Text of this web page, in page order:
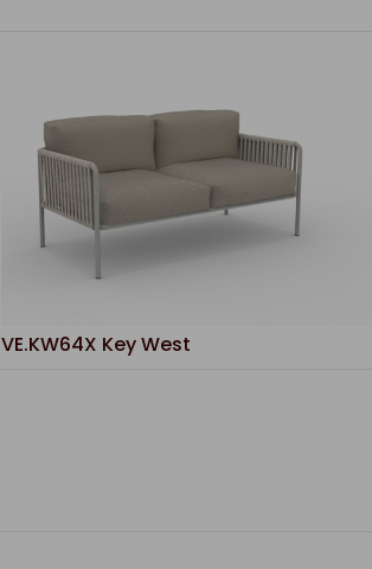
VE.KW64X Key West